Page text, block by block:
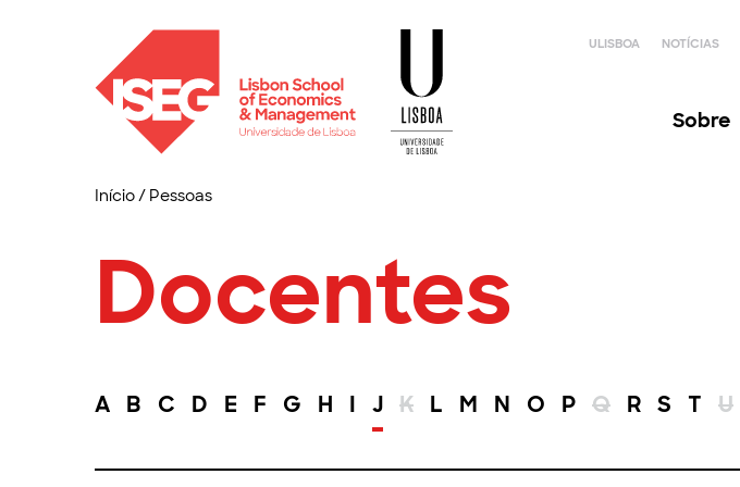
ULISBOA NOTÍCIAS
Sobre
Início/ Pessoas
Docentes
A B C D E F G H I J K L M N O P Q R S T U